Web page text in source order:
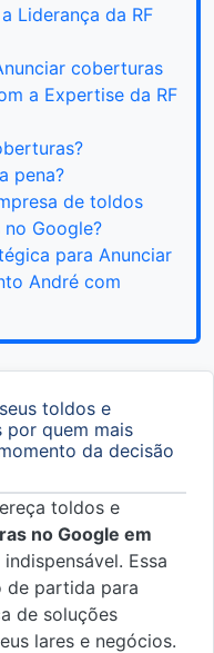
Liderança da RF
coberturas
a Expertise da RF
pena?
de toldos
Google?
para Anunciar
André com
toldos e
por quem mais
da decisão
toldos e
no Google em
Essa
de partida para
de soluções
lares e negócios.